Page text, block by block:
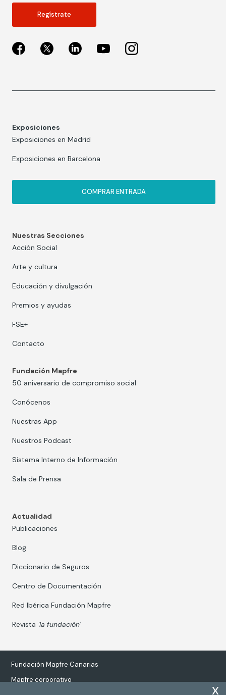
x
Regístrate
Exposiciones
Exposiciones en Madrid
Exposiciones en Barcelona
COMPRAR ENTRADA
Nuestras Secciones
Acción Social
Arte y cultura
Educación y divulgación
Premios y ayudas
FSE+
Contacto
Fundación Mapfre
50 aniversario de compromiso social
Conócenos
Nuestras App
Nuestros Podcast
Sistema Interno de Información
Sala de Prensa
Actualidad
Publicaciones
Blog
Diccionario de Seguros
Centro de Documentación
Red Ibérica Fundación Mapfre
Revista ‘la fundación’
Fundación Mapfre Canarias
Mapfre corporativo